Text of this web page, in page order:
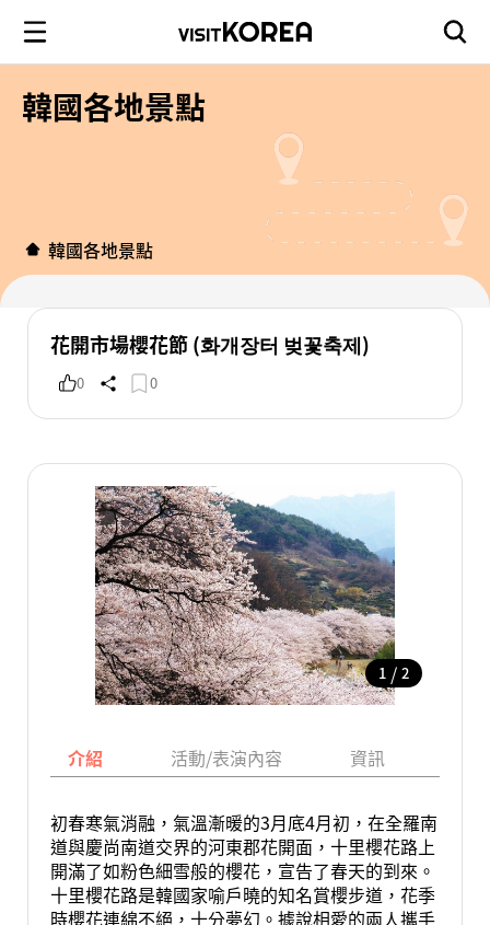
韓國各地景點
韓國各地景點
花開市場櫻花節 (화개장터 벚꽃축제)
0 0
1 / 2
介紹 活動/表演內容 資訊
初春寒氣消融，氣溫漸暖的3月底4月初，在全羅南
道與慶尚南道交界的河東郡花開面，十里櫻花路上
開滿了如粉色細雪般的櫻花，宣告了春天的到來。
十里櫻花路是韓國家喻戶曉的知名賞櫻步道，花季
時櫻花連綿不絕，十分夢幻。據說相愛的兩人攜手